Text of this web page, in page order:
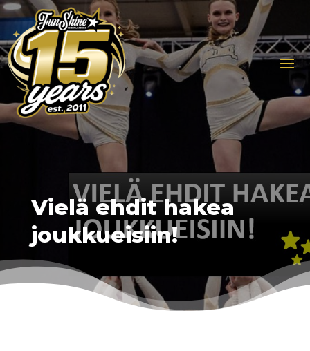
Vielä ehdit hakea
joukkueisiin!